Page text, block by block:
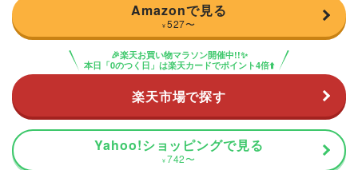
Amazonで見る
¥ 527〜
🎉楽天お買い物マラソン開催中!!✨
本日「0のつく日」は楽天カードでポイント4倍⬆️
楽天市場で探す
Yahoo!ショッピングで見る
¥ 742〜